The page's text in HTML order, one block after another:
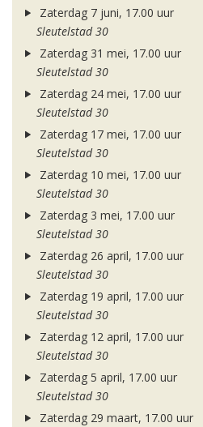
Zaterdag 7 juni, 17.00 uur
Sleutelstad 30
Zaterdag 31 mei, 17.00 uur
Sleutelstad 30
Zaterdag 24 mei, 17.00 uur
Sleutelstad 30
Zaterdag 17 mei, 17.00 uur
Sleutelstad 30
Zaterdag 10 mei, 17.00 uur
Sleutelstad 30
Zaterdag 3 mei, 17.00 uur
Sleutelstad 30
Zaterdag 26 april, 17.00 uur
Sleutelstad 30
Zaterdag 19 april, 17.00 uur
Sleutelstad 30
Zaterdag 12 april, 17.00 uur
Sleutelstad 30
Zaterdag 5 april, 17.00 uur
Sleutelstad 30
Zaterdag 29 maart, 17.00 uur